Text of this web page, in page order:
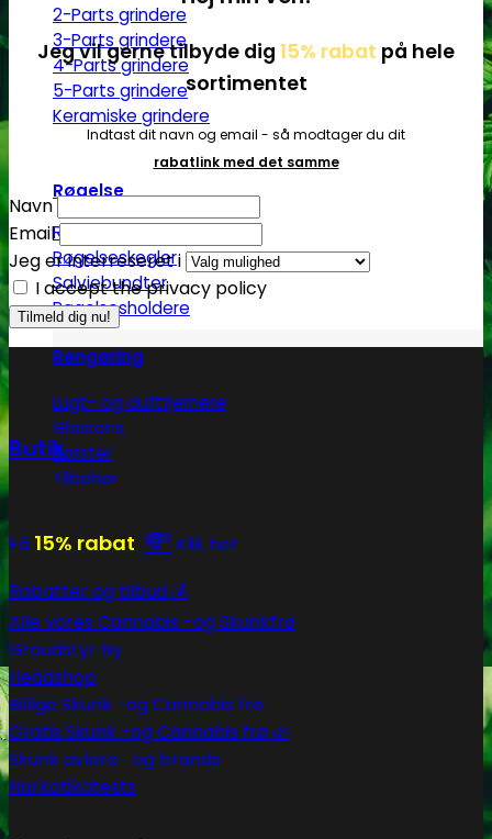
2-Parts grindere
3-Parts grindere
4-Parts grindere
5-Parts grindere
Keramiske grindere
Røgelse
Røgelsespinde
Røgelseskegler
Salviebundter
Røgelsesholdere
Rengøring
Lugt- og duftfjernere
Glasrens
Børster
Tilbehør
Jeg vil gerne tilbyde dig 15% rabat på hele
sortimentet
Indtast dit navn og email - så modtager du dit
rabatlink med det samme
Navn
Email
Jeg er interreseret i
I accept the privacy policy
Butik
Få 15% rabat 💸 Klik her
Rabatter og tilbud 💰
Alle vores Cannabis -og Skunkfrø
Groudstyr
Headshop
Billige Skunk -og Cannabis frø
Gratis Skunk -og Cannabis frø 🌿
Skunk avlere- og brands
Narkotikatests